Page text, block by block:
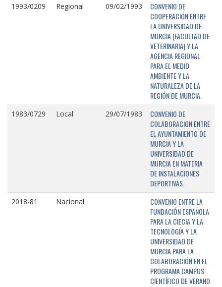
1993/0209 Regional 09/02/1993
CONVENIO DE
COOPERACIÓN ENTRE
LA UNIVERSIDAD DE
MURCIA (FACULTAD DE
VETERINARIA) Y LA
AGENCIA REGIONAL
PARA EL MEDIO
AMBIENTE Y LA
NATURALEZA DE LA
REGIÓN DE MURCIA.
1983/0729 Local 29/07/1983
CONVENIO DE
COLABORACION ENTRE
EL AYUNTAMIENTO DE
MURCIA Y LA
UNIVERSIDAD DE
MURCIA EN MATERIA
DE INSTALACIONES
DEPORTIVAS.
2018-81 Nacional
CONVENIO ENTRE LA
FUNDACIÓN ESPAÑOLA
PARA LA CIECIA Y LA
TECNOLOGÍA Y LA
UNIVERSIDAD DE
MURCIA PARA LA
COLABORACIÓN EN EL
PROGRAMA CAMPUS
CIENTÍFICO DE VERANO